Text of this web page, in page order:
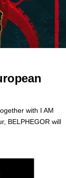
with I AM
BELPHEGOR will